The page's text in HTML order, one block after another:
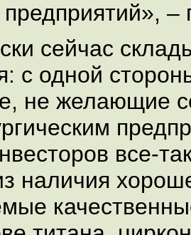
–
сейчас
с одной
не желающие
все-
наличия